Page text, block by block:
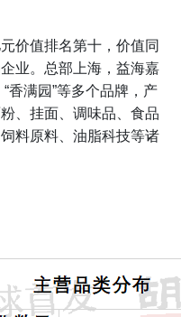
价值排名第十，价值同
业。 总部上海，益海嘉
“香满园”等多个品牌，产
、挂面、调味品、食品
料原料、油脂科技等诸